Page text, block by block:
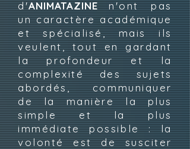
d'ANIMATAZINEn'ont pas
un caractère académique
et spécialisé, mais ils
veulent, tout en gardant
la profondeur et la
complexité des sujets
abordés, communiquer
de la manière la plus
simple et la plus
immédiate possible : la
volonté est de susciter